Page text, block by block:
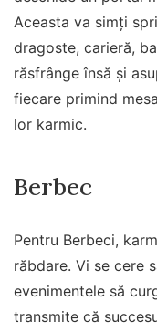
Aceasta va simți
dragoste, carieră,
răsfrânge însă și
fiecare primind
lor karmic.
Berbec
Pentru Berbeci,
răbdare. Vi se cere
evenimentele să
transmite că